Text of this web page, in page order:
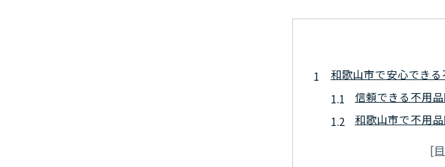
和歌山市で安心でき
信頼できる不用
和歌山市で不用
悪徳業者を避け